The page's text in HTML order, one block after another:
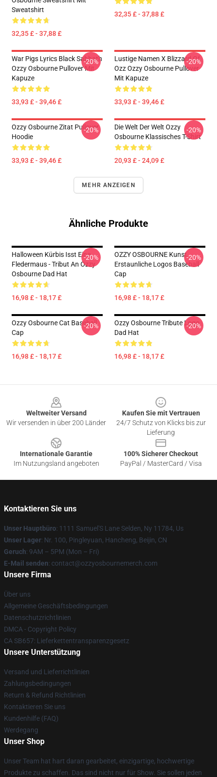
Sweatshirt
32,35 £ - 37,88 £
32,35 £ - 37,88 £
War Pigs Lyrics Black Sabbath
Ozzy Osbourne Pullover Mit
Kapuze
33,93 £ - 39,46 £
-20%
Lustige Namen X Blizzard Of
Ozz Ozzy Osbourne Pullover
Mit Kapuze
33,93 £ - 39,46 £
-20%
Ozzy Osbourne Zitat Pullover
Hoodie
33,93 £ - 39,46 £
-20%
Die Welt Der Welt Ozzy
Osbourne Klassisches T-Shirt
20,93 £ - 24,09 £
-20%
MEHR ANZEIGEN
Ähnliche Produkte
Halloween Kürbis Isst Eine
Fledermaus - Tribut An Ozzy
Osbourne Dad Hat
16,98 £ - 18,17 £
-20%
OZZY OSBOURNE Kunst
Erstaunliche Logos Baseball
Cap
16,98 £ - 18,17 £
-20%
Ozzy Osbourne Cat Baseball
Cap
16,98 £ - 18,17 £
-20%
Ozzy Osbourne Tribute Logo
Dad Hat
16,98 £ - 18,17 £
-20%
Weltweiter Versand
Wir versenden in über 200 Länder
Kaufen Sie mit Vertrauen
24/7 Schutz von Klicks bis zur
Lieferung
Internationale Garantie
Im Nutzungsland angeboten
100% Sicherer Checkout
PayPal / MasterCard / Visa
Kontaktieren Sie uns
Unser Hauptbüro: 1111 Samuel'S Lane Selden, Ny 11784, Us
Unser Lager: Nr. 100, Pingleyuan, Hancheng, Beijin, CN
Geruch: 9AM – 5PM (Mon – Fri)
E-Mail senden: contact@ozzyosbournemerch.com
Unsere Firma
Über uns
Allgemeine Geschäftsbedingungen
Datenschutzrichtlinien
DMCA - Copyright Policy
CA SB657: Lieferkettentransparenzgesetz
Unsere Unterstützung
Versand und Lieferrichtlinien
Zahlungsbedingungen
Return & Refund Richtlinien
Kontaktieren Sie uns
Kundenhilfe (FAQ)
Werdegang
Unser Shop
Unser Team hat hart daran gearbeitet, einzigartige, hochwertige
Produkte zu schaffen. Das sind nicht nur für Show. Sie sollen jeden